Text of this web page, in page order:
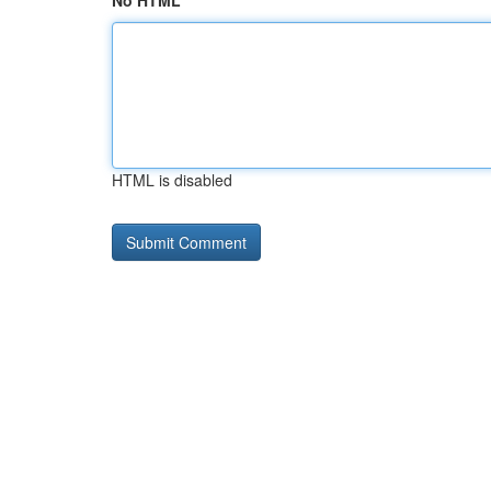
HTML is disabled